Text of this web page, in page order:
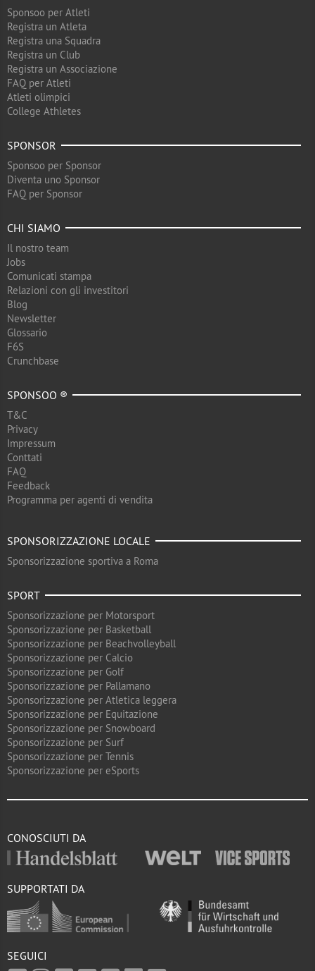
Sponsoo per Atleti
Registra un Atleta
Registra una Squadra
Registra un Club
Registra un Associazione
FAQ per Atleti
Atleti olimpici
College Athletes
SPONSOR
Sponsoo per Sponsor
Diventa uno Sponsor
FAQ per Sponsor
CHI SIAMO
Il nostro team
Jobs
Comunicati stampa
Relazioni con gli investitori
Blog
Newsletter
Glossario
F6S
Crunchbase
SPONSOO ®
T&C
Privacy
Impressum
Conttati
FAQ
Feedback
Programma per agenti di vendita
SPONSORIZZAZIONE LOCALE
Sponsorizzazione sportiva a Roma
SPORT
Sponsorizzazione per Motorsport
Sponsorizzazione per Basketball
Sponsorizzazione per Beachvolleyball
Sponsorizzazione per Calcio
Sponsorizzazione per Golf
Sponsorizzazione per Pallamano
Sponsorizzazione per Atletica leggera
Sponsorizzazione per Equitazione
Sponsorizzazione per Snowboard
Sponsorizzazione per Surf
Sponsorizzazione per Tennis
Sponsorizzazione per eSports
CONOSCIUTI DA
SUPPORTATI DA
SEGUICI